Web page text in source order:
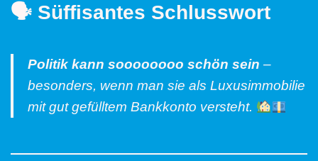
🗣 Süffisantes Schlusswort
Politik kann soooooooo schön sein –
besonders, wenn man sie als Luxusimmobilie
mit gut gefülltem Bankkonto versteht.